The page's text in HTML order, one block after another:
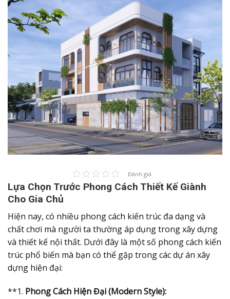
Đánh giá
Lựa Chọn Trước Phong Cách Thiết Kế Giành
Cho Gia Chủ
Hiện nay, có nhiều phong cách kiến trúc đa dạng và
chất chơi mà người ta thường áp dụng trong xây dựng
và thiết kế nội thất. Dưới đây là một số phong cách kiến
trúc phổ biến mà bạn có thể gặp trong các dự án xây
dựng hiện đại:
**1. Phong Cách Hiện Đại (Modern Style):